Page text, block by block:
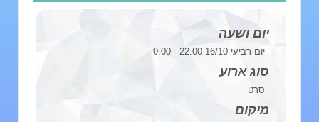
יום ושעה
יום רביעי 16/10 22:00 - 0:00
סוג ארוע